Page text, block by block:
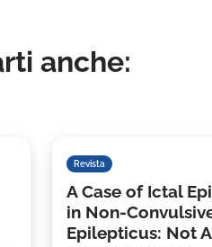
anche:
Revista
A Case of Ictal
in Non-
Epilepticus: Not